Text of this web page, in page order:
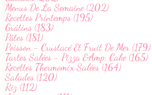
Menus De La Semaine (202)
Recettes Printemps (195)
Grâtins (183)
Pâtes (181)
Poisson - Crustacé Et Fruit De Mer (179)
Tartes Salées - Pizza &Amp; Cake (165)
Recettes Thermomix Salées (164)
Salades (120)
Riz (112)